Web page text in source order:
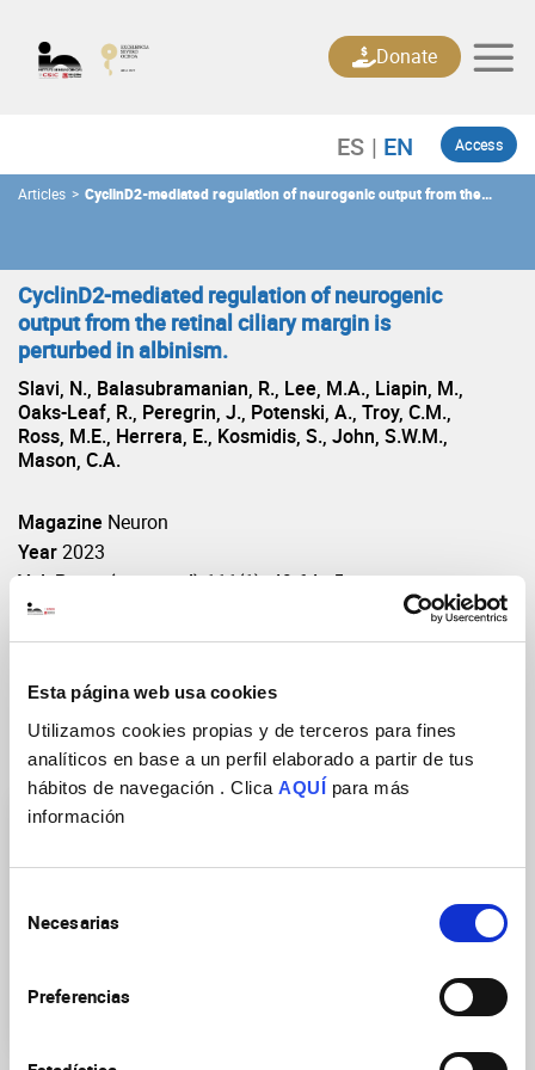
Esta página web usa cookies
Utilizamos cookies propias y de terceros para fines
analíticos en base a un perfil elaborado a partir de tus
hábitos de navegación . Clica AQUÍ para más
información
Necesarias
Preferencias
content
Access
Donate
Articles > CyclinD2-mediated regulation of neurogenic output from the
CyclinD2-mediated regulation of neurogenic
output from the retinal ciliary margin is
perturbed in albinism.
Slavi, N., Balasubramanian, R., Lee, M.A., Liapin, M.,
Oaks-Leaf, R., Peregrin, J., Potenski, A., Troy, C.M.,
Ross, M.E., Herrera, E., Kosmidis, S., John, S.W.M.,
Mason, C.A.
Magazine Neuron
Year2023
Vol: Pages(start-end)111(1): 49-64.e5
DOIhttps://doi.org/10.1016/j.neuron.2022.10.025
Research Groups
Regeneration of Bilateral
Neural Circuits